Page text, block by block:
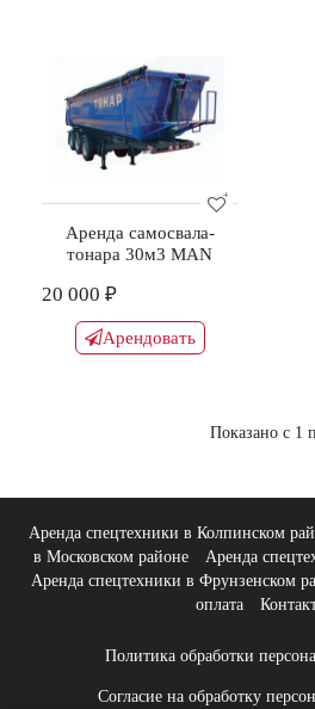
Аренда самосвала-
тонара 30м3 MAN
20 000 ₽
Арендовать
Показано с 1
Аренда спецтехники в Колпинском
в Московском районе
Аренда
Аренда спецтехники в Фрунзенском
оплата
Политика обработки
Согласие на обработку